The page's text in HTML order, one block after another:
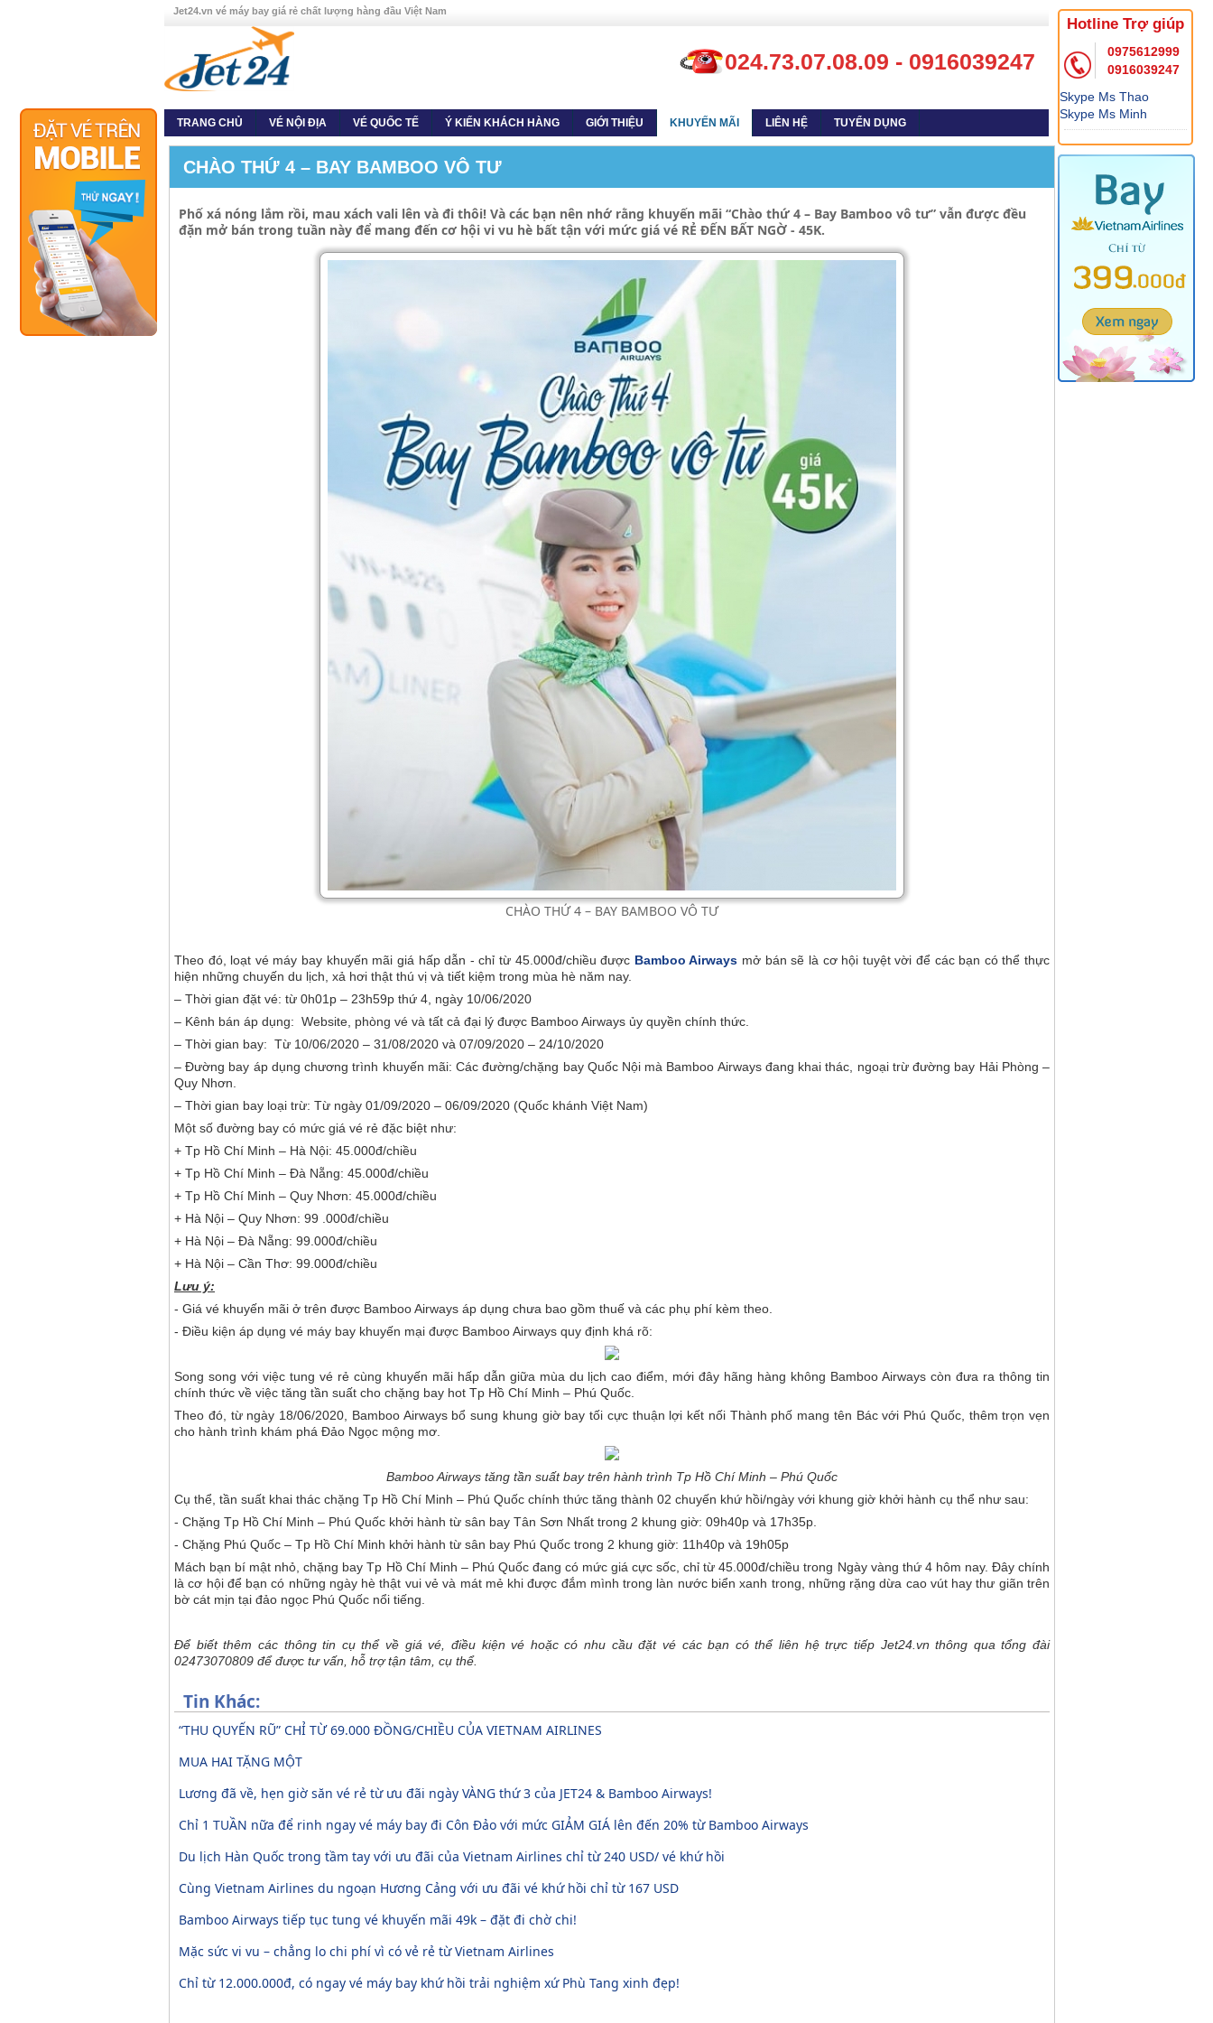
Jet24.vn vé máy bay giá rẻ chất lượng hàng đầu Việt Nam
024.73.07.08.09 - 0916039247
TRANG CHỦ VÉ NỘI ĐỊA VÉ QUỐC TẾ Ý KIẾN KHÁCH HÀNG GIỚI THIỆU KHUYẾN MÃI LIÊN HỆ TUYỂN DỤNG
Hotline Trợ giúp
0975612999
0916039247
Skype Ms Thao
Skype Ms Minh
CHÀO THỨ 4 – BAY BAMBOO VÔ TƯ
Phố xá nóng lắm rồi, mau xách vali lên và đi thôi! Và các bạn nên nhớ rằng khuyến mãi “Chào thứ 4 – Bay Bamboo vô tư” vẫn được đều
đặn mở bán trong tuần này để mang đến cơ hội vi vu hè bất tận với mức giá vé RẺ ĐẾN BẤT NGỜ - 45K.
CHÀO THỨ 4 – BAY BAMBOO VÔ TƯ
Theo đó, loạt vé máy bay khuyến mãi giá hấp dẫn - chỉ từ 45.000đ/chiều được Bamboo Airways mở bán sẽ là cơ hội tuyệt vời để các bạn có thể thực
hiện những chuyến du lịch, xả hơi thật thú vị và tiết kiệm trong mùa hè năm nay.
– Thời gian đặt vé: từ 0h01p – 23h59p thứ 4, ngày 10/06/2020
– Kênh bán áp dụng: Website, phòng vé và tất cả đại lý được Bamboo Airways ủy quyền chính thức.
– Thời gian bay: Từ 10/06/2020 – 31/08/2020 và 07/09/2020 – 24/10/2020
– Đường bay áp dụng chương trình khuyến mãi: Các đường/chặng bay Quốc Nội mà Bamboo Airways đang khai thác, ngoại trừ đường bay Hải Phòng –
Quy Nhơn.
– Thời gian bay loại trừ: Từ ngày 01/09/2020 – 06/09/2020 (Quốc khánh Việt Nam)
Một số đường bay có mức giá vé rẻ đặc biệt như:
+ Tp Hồ Chí Minh – Hà Nội: 45.000đ/chiều
+ Tp Hồ Chí Minh – Đà Nẵng: 45.000đ/chiều
+ Tp Hồ Chí Minh – Quy Nhơn: 45.000đ/chiều
+ Hà Nội – Quy Nhơn: 99 .000đ/chiều
+ Hà Nội – Đà Nẵng: 99.000đ/chiều
+ Hà Nội – Cần Thơ: 99.000đ/chiều
Lưu ý:
- Giá vé khuyến mãi ở trên được Bamboo Airways áp dụng chưa bao gồm thuế và các phụ phí kèm theo.
- Điều kiện áp dụng vé máy bay khuyến mại được Bamboo Airways quy định khá rõ:
Song song với việc tung vé rẻ cùng khuyến mãi hấp dẫn giữa mùa du lịch cao điểm, mới đây hãng hàng không Bamboo Airways còn đưa ra thông tin
chính thức về việc tăng tần suất cho chặng bay hot Tp Hồ Chí Minh – Phú Quốc.
Theo đó, từ ngày 18/06/2020, Bamboo Airways bổ sung khung giờ bay tối cực thuận lợi kết nối Thành phố mang tên Bác với Phú Quốc, thêm trọn vẹn
cho hành trình khám phá Đảo Ngọc mộng mơ.
Bamboo Airways tăng tần suất bay trên hành trình Tp Hồ Chí Minh – Phú Quốc
Cụ thể, tần suất khai thác chặng Tp Hồ Chí Minh – Phú Quốc chính thức tăng thành 02 chuyến khứ hồi/ngày với khung giờ khởi hành cụ thể như sau:
- Chặng Tp Hồ Chí Minh – Phú Quốc khởi hành từ sân bay Tân Sơn Nhất trong 2 khung giờ: 09h40p và 17h35p.
- Chặng Phú Quốc – Tp Hồ Chí Minh khởi hành từ sân bay Phú Quốc trong 2 khung giờ: 11h40p và 19h05p
Mách bạn bí mật nhỏ, chặng bay Tp Hồ Chí Minh – Phú Quốc đang có mức giá cực sốc, chỉ từ 45.000đ/chiều trong Ngày vàng thứ 4 hôm nay. Đây chính
là cơ hội để bạn có những ngày hè thật vui vẻ và mát mẻ khi được đắm mình trong làn nước biển xanh trong, những rặng dừa cao vút hay thư giãn trên
bờ cát mịn tại đảo ngọc Phú Quốc nổi tiếng.
Để biết thêm các thông tin cụ thể về giá vé, điều kiện vé hoặc có nhu cầu đặt vé các bạn có thể liên hệ trực tiếp Jet24.vn thông qua tổng đài
02473070809 để được tư vấn, hỗ trợ tận tâm, cụ thể.
Tin Khác:
“THU QUYẾN RŨ” CHỈ TỪ 69.000 ĐỒNG/CHIỀU CỦA VIETNAM AIRLINES
MUA HAI TẶNG MỘT
Lương đã về, hẹn giờ săn vé rẻ từ ưu đãi ngày VÀNG thứ 3 của JET24 & Bamboo Airways!
Chỉ 1 TUẦN nữa để rinh ngay vé máy bay đi Côn Đảo với mức GIẢM GIÁ lên đến 20% từ Bamboo Airways
Du lịch Hàn Quốc trong tầm tay với ưu đãi của Vietnam Airlines chỉ từ 240 USD/ vé khứ hồi
Cùng Vietnam Airlines du ngoạn Hương Cảng với ưu đãi vé khứ hồi chỉ từ 167 USD
Bamboo Airways tiếp tục tung vé khuyến mãi 49k – đặt đi chờ chi!
Mặc sức vi vu – chẳng lo chi phí vì có vẻ rẻ từ Vietnam Airlines
Chỉ từ 12.000.000đ, có ngay vé máy bay khứ hồi trải nghiệm xứ Phù Tang xinh đẹp!